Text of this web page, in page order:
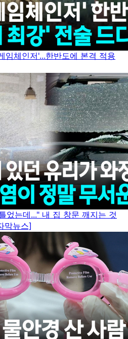
임체인저'...한반도에 본격 적용
었는데..." 내 집 창문 깨지는 것
막뉴스]